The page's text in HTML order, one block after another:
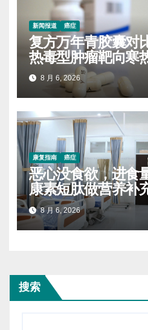
新闻报道 癌症
复方万年青胶囊对
热毒型肿瘤靶向寒
8 月 6, 2026
康复指南 癌症
恶心没食欲，进食
康素短肽做营养补
8 月 6, 2026
搜索